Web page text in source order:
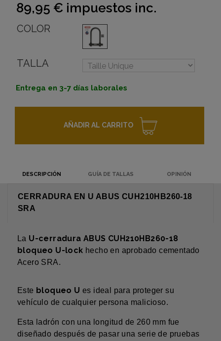
89,95 € impuestos inc.
COLOR
TALLA
Entrega en 3-7 días laborales
AÑADIR AL CARRITO
DESCRIPCIÓN GUÍA DE TALLAS OPINIÓN
CERRADURA EN U ABUS CUH210HB260-18
SRA
La U-cerradura ABUS CUH210HB260-18
bloqueo U-lock hecho en aprobado cementado
Acero SRA.
Este bloqueo U es ideal para proteger su
vehículo de cualquier persona malicioso.
Esta ladrón con una longitud de 260 mm fue
diseñado después de pasar una serie de pruebas